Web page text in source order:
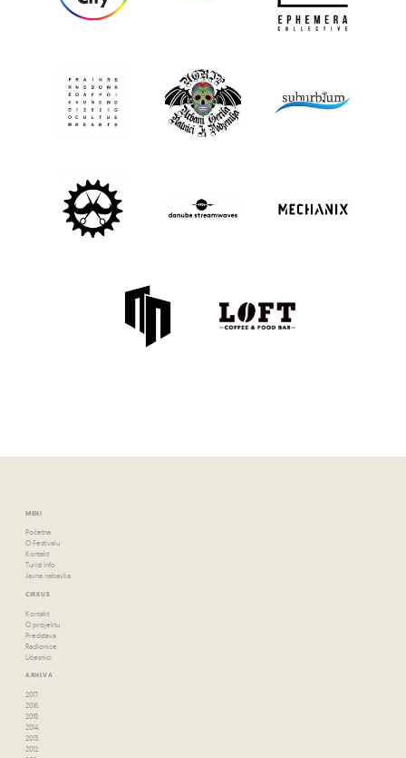
MENI
Početna
O Festivalu
Kontakt
Turist Info
Javna nabavka
CIRKUS
Kontakt
O projektu
Predstava
Radionice
Učesnici
ARHIVA
2017.
2016.
2015.
2014.
2013.
2012.